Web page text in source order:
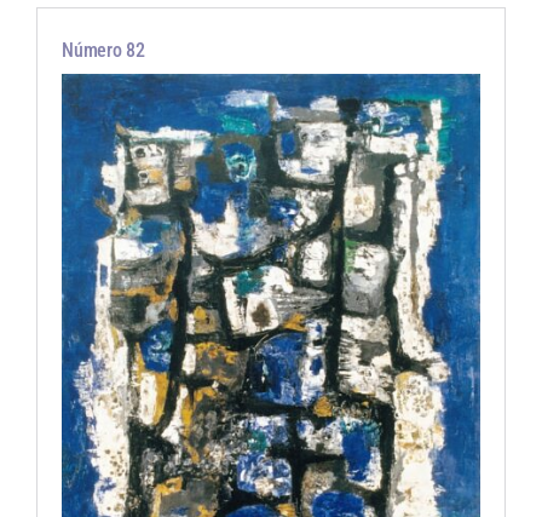
Artículos por autor
Artículos por sección
Número 82